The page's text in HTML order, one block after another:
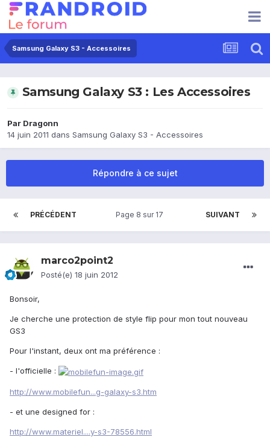
Samsung Galaxy S3 - Accessoires
Samsung Galaxy S3 : Les Accessoires
Par Dragonn
14 juin 2011 dans Samsung Galaxy S3 - Accessoires
Répondre à ce sujet
PRÉCÉDENT SUIVANT
Page 8 sur 17
marco2point2
Posté(e) 18 juin 2012
Bonsoir,
Je cherche une protection de style flip pour mon tout nouveau
GS3
Pour l'instant, deux ont ma préférence :
- l'officielle :
http://www.mobilefun...g-galaxy-s3.htm
- et une designed for :
http://www.materiel....y-s3-78556.html